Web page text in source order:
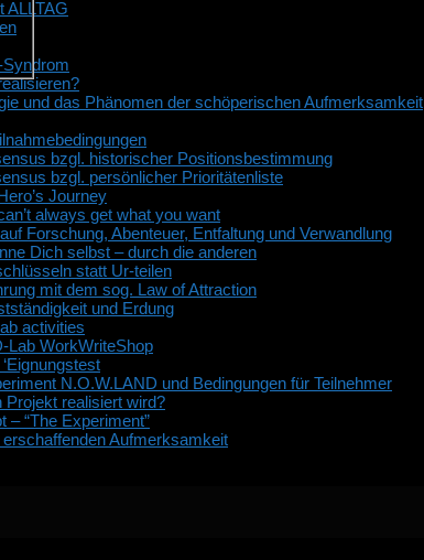
ALLTAG
und das Phänomen der schöperischen Aufmerksamkeit
bzgl. historischer Positionsbestimmung
bzgl. persönlicher Prioritätenliste
Journey
always get what you want
Forschung, Abenteuer, Entfaltung und Verwandlung
Dich selbst – durch die anderen
statt Ur-teilen
mit dem sog. Law of Attraction
und Erdung
activities
Lab WorkWriteShop
N.O.W.LAND und Bedingungen für Teilnehmer
realisiert wird?
– “The Experiment”
Aufmerksamkeit